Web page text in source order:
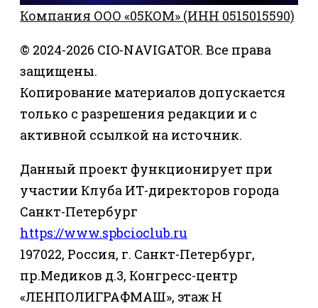
Компания ООО «05КОМ» (ИНН 0515015590)
© 2024-2026 CIO-NAVIGATOR. Все права
защищены.
Копирование материалов допускается
только с разрешения редакции и с
активной ссылкой на источник.
Данный проект функционирует при
участии Клуба ИТ-директоров города
Санкт-Петербург
https://www.spbcioclub.ru
197022, Россия, г. Санкт-Петербург,
пр.Медиков д.3, Конгресс-центр
«ЛЕНПОЛИГРАФМАШ», этаж Н